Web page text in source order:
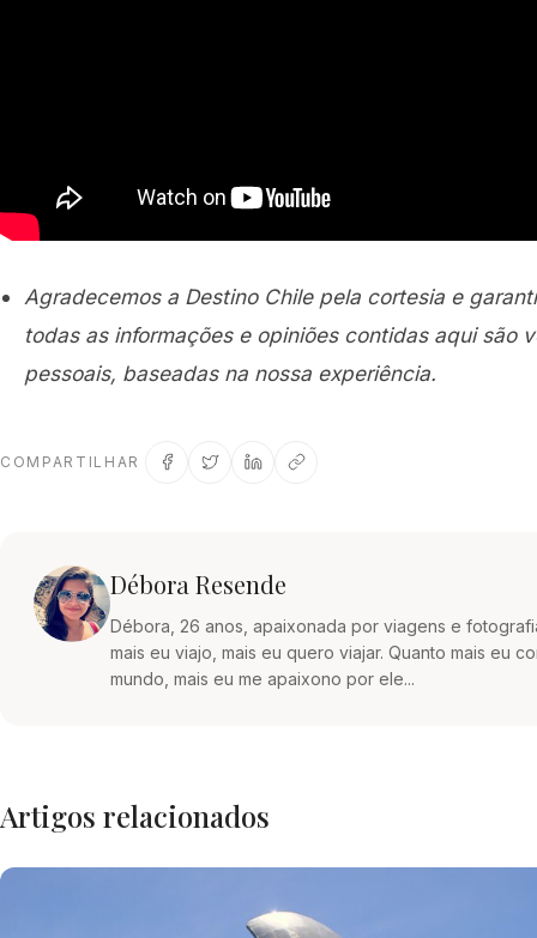
Agradecemos a Destino Chile pela cortesia e
todas as informações e opiniões contidas aqui são
pessoais, baseadas na nossa experiência.
COMPARTILHAR
Débora Resende
Débora, 26 anos, apaixonada por viagens e
mais eu viajo, mais eu quero viajar. Quanto mais eu
mundo, mais eu me apaixono por ele...
Artigos relacionados